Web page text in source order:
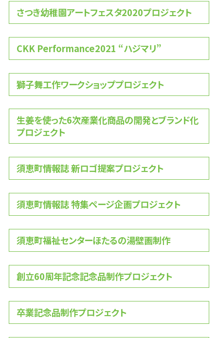
さつき幼稚園アートフェスタ2020プロジェクト
CKK Performance2021 “ハジマリ”
獅子舞工作ワークショッププロジェクト
生姜を使った6次産業化商品の開発とブランド化
プロジェクト
須恵町情報誌 新ロゴ提案プロジェクト
須恵町情報誌 特集ページ企画プロジェクト
須恵町福祉センターほたるの湯壁画制作
創立60周年記念記念品制作プロジェクト
卒業記念品制作プロジェクト